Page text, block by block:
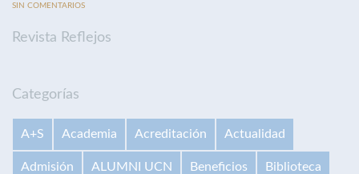
SIN COMENTARIOS
Revista Reflejos
Categorías
A+S Academia Acreditación Actualidad
Admisión ALUMNI UCN Beneficios Biblioteca